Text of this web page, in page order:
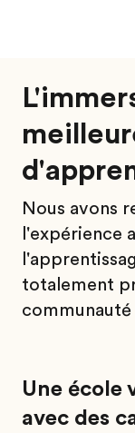
Nous avons
l'expérience
totalement
Une école
avec des